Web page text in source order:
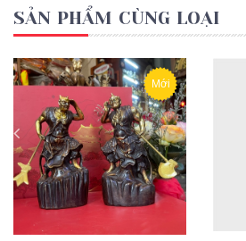
SẢN PHẨM CÙNG LOẠI
Mới